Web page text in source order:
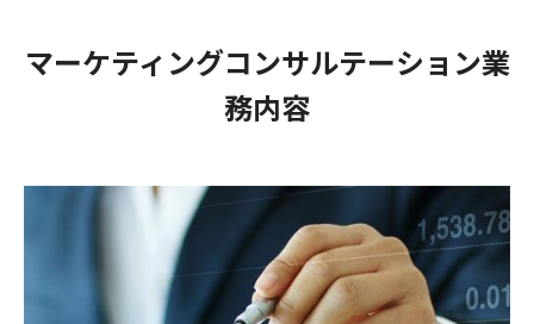
マーケティングコンサルテーション業
務内容